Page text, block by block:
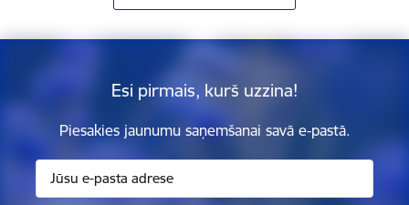
Esi pirmais, kurš uzzina!
Piesakies jaunumu saņemšanai savā e-pastā.